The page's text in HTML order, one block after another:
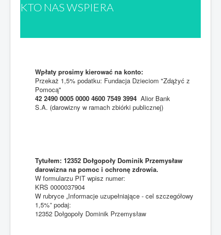
KTO NAS WSPIERA
Wpłaty prosimy kierować na konto:
Przekaż 1,5% podatku: Fundacja Dzieciom "Zdążyć z
Pomocą"
42 2490 0005 0000 4600 7549 3994 Alior Bank
S.A. (darowizny w ramach zbiórki publicznej)
Tytułem: 12352 Dołgopoły Dominik Przemysław
darowizna na pomoc i ochronę zdrowia.
W formularzu PIT wpisz numer:
KRS 0000037904
W rubryce „Informacje uzupełniające - cel szczegółowy
1,5%” podaj:
12352 Dołgopoły Dominik Przemysław